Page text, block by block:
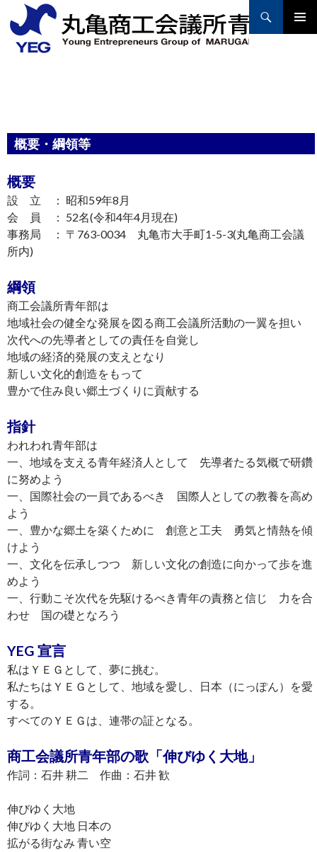
Search
概要・綱領等
概要
設 立 ： 昭和59年8月
会 員 ： 52名(令和4年4月現在)
事務局 ： 〒763-0034 丸亀市大手町1-5-3(丸亀商工会議
所内)
綱領
商工会議所青年部は
地域社会の健全な発展を図る商工会議所活動の一翼を担い
次代への先導者としての責任を自覚し
地域の経済的発展の支えとなり
新しい文化的創造をもって
豊かで住み良い郷土づくりに貢献する
指針
われわれ青年部は
一、地域を支える青年経済人として 先導者たる気概で研鑽
に努めよう
一、国際社会の一員であるべき 国際人としての教養を高め
よう
一、豊かな郷土を築くために 創意と工夫 勇気と情熱を傾
けよう
一、文化を伝承しつつ 新しい文化の創造に向かって歩を進
めよう
一、行動こそ次代を先駆けるべき青年の責務と信じ 力を合
わせ 国の礎となろう
YEG 宣言
私はＹＥＧとして、夢に挑む。
私たちはＹＥＧとして、地域を愛し、日本（にっぽん）を愛
する。
すべてのＹＥＧは、連帯の証となる。
商工会議所青年部の歌「伸びゆく大地」
作詞：石井 耕二 作曲：石井 歓
伸びゆく大地
伸びゆく大地 日本の
拡がる街なみ 青い空